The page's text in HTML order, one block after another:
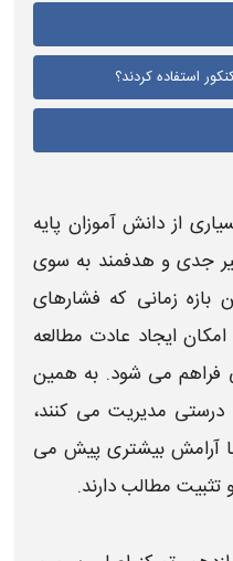
استفاده کردند؟
از دانش آموزان پایه
جدی و هدفمند به سوی
بازه زمانی که فشارهای
ایجاد عادت مطالعه
فراهم می شود. به همین
درستی مدیریت می کنند،
آرامش بیشتری پیش می
تثبیت مطالب دارند.